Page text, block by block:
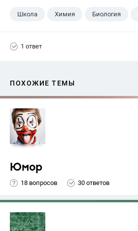
Школа Химия Биология
1 ответ
ПОХОЖИЕ ТЕМЫ
Юмор
18 вопросов 30 ответов